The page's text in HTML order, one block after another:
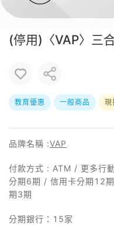
(停用)〈VAP〉三
教育優惠 一般商品 現
品牌名稱 :VAP
付款方式 : ATM / 更多行
分期6期 / 信用卡分期12
期3期
分期銀行： 15家